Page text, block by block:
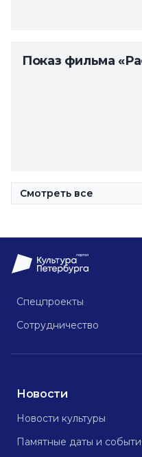
Показ фильма
Смотреть все
Спецпроекты
Сотрудничество
Новости
Новости культуры
Памятные даты и